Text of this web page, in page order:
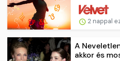
2 nappal
A
akkor és